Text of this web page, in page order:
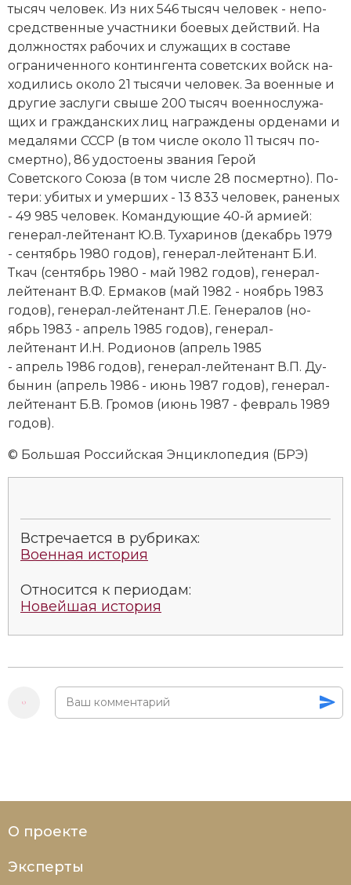
тысяч человек. Из них 546 тысяч человек - не­по­
сред­ст­вен­ные уча­ст­ни­ки бое­вых дей­ст­вий. На
долж­но­стях ра­бо­чих и слу­жа­щих в со­ста­ве
ограниченного контингента советских войск на­
хо­ди­лись около 21 тысячи человек. За во­ен­ные и
другие за­слу­ги свыше 200 тысяч во­ен­но­слу­жа­
щих и гражданских лиц на­гра­ж­де­ны ор­де­на­ми и
ме­да­ля­ми СССР (в том числе около 11 тысяч по­
смерт­но), 86 удо­стое­ны зва­ния Ге­рой
Советского Сою­за (в том числе 28 по­смерт­но). По­
те­ри: уби­тых и умер­ших - 13 833 человек, ра­не­ных
- 49 985 человек. Ко­ман­дую­щие 40-й ар­ми­ей:
генерал-лейтенант Ю.В. Ту­ха­ри­нов (декабрь 1979
- сентябрь 1980 годов), генерал-лейтенант Б.И.
Ткач (сентябрь 1980 - май 1982 годов), генерал-
лейтенант В.Ф. Ер­ма­ков (май 1982 - но­ябрь 1983
годов), генерал-лейтенант Л.Е. Ге­не­ра­лов (но­
ябрь 1983 - апрель 1985 годов), генерал-
лейтенант И.Н. Ро­дио­нов (апрель 1985
- апрель 1986 годов), генерал-лейтенант В.П. Ду­
бы­нин (апрель 1986 - июнь 1987 годов), генерал-
лейтенант Б.В. Гро­мов (июнь 1987 - февраль 1989
годов).
© Большая Российская Энциклопедия (БРЭ)
Встречается в рубриках:
Военная история
Относится к периодам:
Новейшая история
О проекте
Эксперты